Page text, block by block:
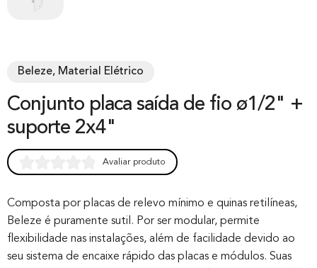
Beleze, Material Elétrico
Conjunto placa saída de fio ø1/2" +
suporte 2x4"
out of 0
based on
customer
Avaliar produto
Composta por placas de relevo mínimo e quinas retilíneas,
Beleze é puramente sutil. Por ser modular, permite
flexibilidade nas instalações, além de facilidade devido ao
seu sistema de encaixe rápido das placas e módulos. Suas